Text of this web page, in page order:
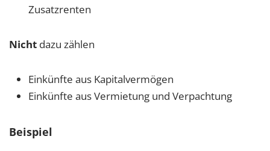
Zusatzrenten
Nicht dazu zählen
Einkünfte aus Kapitalvermögen
Einkünfte aus Vermietung und Verpachtung
Beispiel